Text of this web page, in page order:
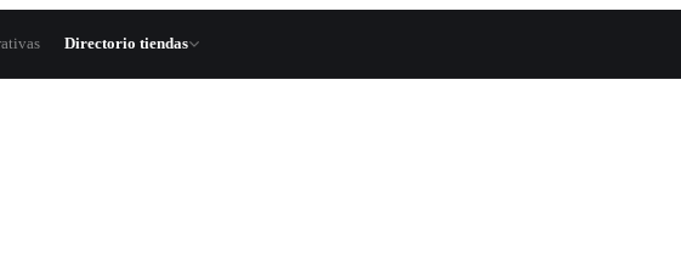
Directorio tiendas